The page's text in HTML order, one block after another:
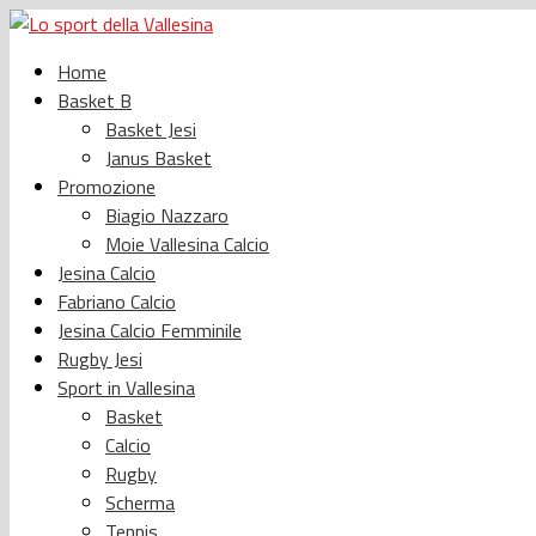
Home
Basket B
Basket Jesi
Janus Basket
Promozione
Biagio Nazzaro
Moie Vallesina Calcio
Jesina Calcio
Fabriano Calcio
Jesina Calcio Femminile
Rugby Jesi
Sport in Vallesina
Basket
Calcio
Rugby
Scherma